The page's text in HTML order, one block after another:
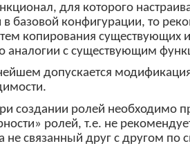
для которого
в базовой конфигурации, то
копирования существующих и
аналогии с существующим
допускается
создании ролей необходимо
ролей, т.е. не
не связанный друг с другом по